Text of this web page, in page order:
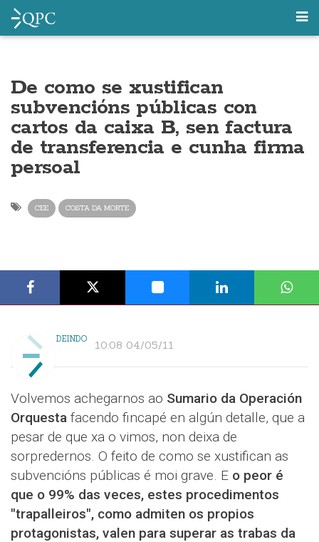
De como se xustifican
subvencións públicas con
cartos da caixa B, sen factura
de transferencia e cunha firma
persoal
CEE COSTA DA MORTE
DEINDO 10:08 04/05/11
Volvemos achegarnos ao Sumario da Operación
Orquesta facendo fincapé en algún detalle, que a
pesar de que xa o vimos, non deixa de
sorpredernos. O feito de como se xustifican as
subvencións públicas é moi grave. E o peor é
que o 99% das veces, estes procedimentos
"trapalleiros", como admiten os propios
protagonistas, valen para superar as trabas da